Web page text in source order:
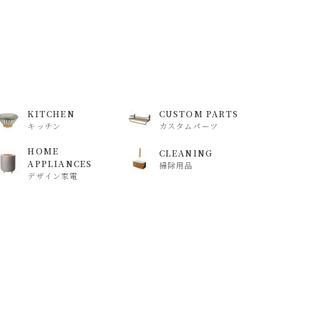
KITCHEN
キッチン
CUSTOM PARTS
カスタムパーツ
HOME
APPLIANCES
デザイン家電
CLEANING
掃除用品